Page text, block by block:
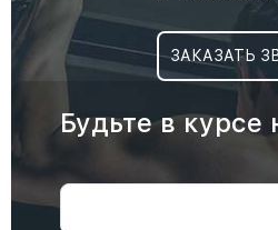
ЗАКАЗАТЬ
Будьте в курсе